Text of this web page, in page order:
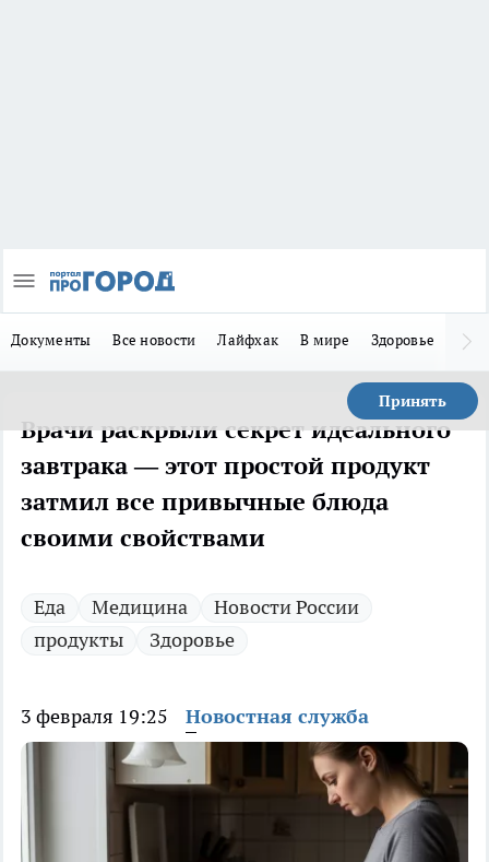
Документы Все новости Лайфхак В мире Здоровье
Принять
Врачи раскрыли секрет идеального
завтрака — этот простой продукт
затмил все привычные блюда
своими свойствами
Еда Медицина
Новости России
продукты
Здоровье
3 февраля 19:25 Новостная служба